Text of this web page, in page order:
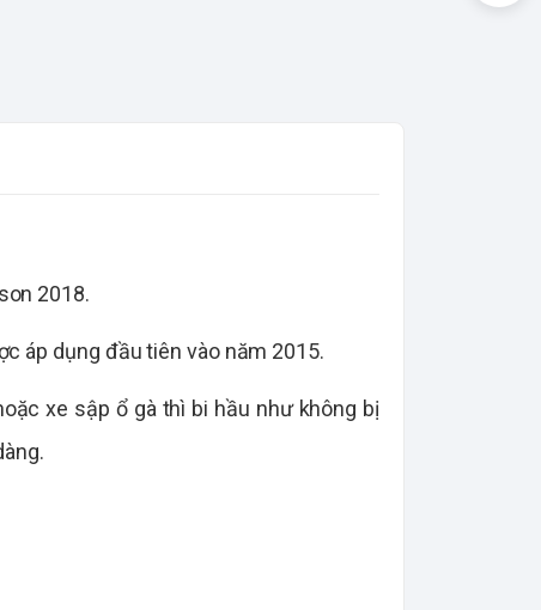
2018.
áp dụng đầu tiên vào năm 2015.
xe sập ổ gà thì bi hầu như không bị